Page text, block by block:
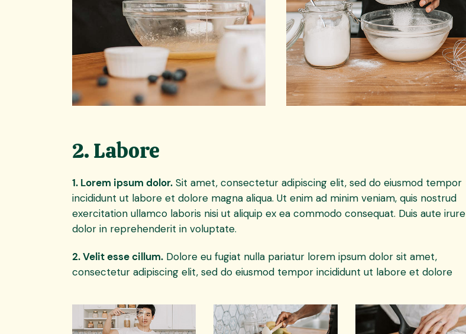
2. Labore
1. Lorem ipsum dolor. Sit amet, consectetur adipiscing elit, sed do eiusmod tempor
incididunt ut labore et dolore magna aliqua. Ut enim ad minim veniam, quis nostrud
exercitation ullamco laboris nisi ut aliquip ex ea commodo consequat. Duis aute irure
dolor in reprehenderit in voluptate.
2. Velit esse cillum. Dolore eu fugiat nulla pariatur lorem ipsum dolor sit amet,
consectetur adipiscing elit, sed do eiusmod tempor incididunt ut labore et dolore